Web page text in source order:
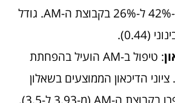
החרדה ירד מ-42% ל-26% בקבוצת ה-AM. גודל
: טיפול ב-AM הועיל בהפחתת
ציוני הדיכאון הממוצעים בשאלון
HADS השתפרו בקבוצת ה-AM (מ-3.93 ל-3.5),